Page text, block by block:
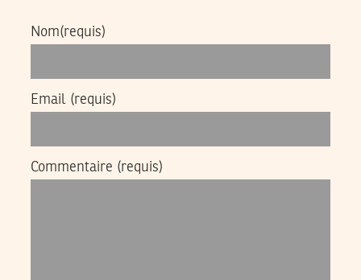
Nom(requis)
Email (requis)
Commentaire (requis)